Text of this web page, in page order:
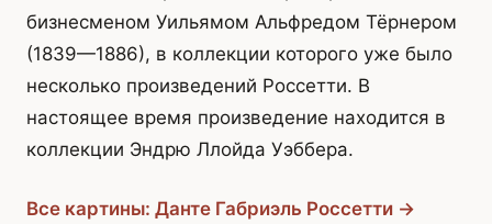
бизнесменом Уильямом Альфредом Тёрнером
(1839—1886), в коллекции которого уже было
несколько произведений Россетти. В
настоящее время произведение находится в
коллекции Эндрю Ллойда Уэббера.
Все картины: Данте Габриэль Россетти →